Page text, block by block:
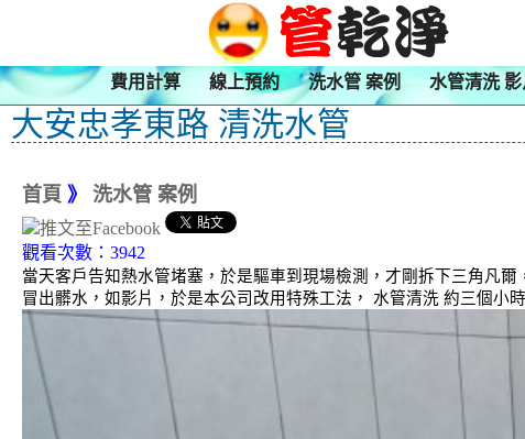
費用計算 線上預約 洗水管 案例 水管清洗 影
大安忠孝東路 清洗水管
首頁 》 洗水管 案例
觀看次數：3942
當天客戶告知熱水管堵塞，於是驅車到現場檢測，才剛拆下三角凡
冒出髒水，如影片，於是本公司改用特殊工法， 水管清洗 約三個小